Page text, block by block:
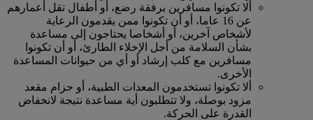
ألا تكونوا مسافرين برفقة رضع، أو أطفال تقل أعمارهم
عن 16 عاما، أو أن تكونوا ممن يقدمون الرعاية
لأشخاص آخرين، أو أشخاصا يحتاجون إلى مساعدة
بشأن السلامة من أجل الإخلاء الطارئ، أو أن تكونوا
مسافرين مع كلب إرشاد أو أي من حيوانات المساعدة
الأخرى.
ألا تكونوا تستخدمون المعدات الطبية، أو حزام مقعد
مزود بوصلة، ولا تتطلبون أية مساعدة نتيجة لانخفاض
القدرة على الحركة.